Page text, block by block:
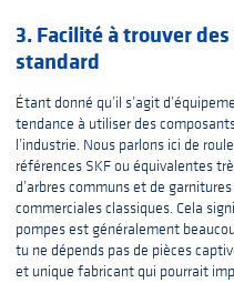
3. Facilité à trouver
standard
Étant donné qu’il s’agit
tendance à utiliser des
l’industrie. Nous parlons ici de
références SKF ou équivalentes
d’arbres communs et de
commerciales classiques. Cela
pompes est généralement
tu ne dépends pas de pièces
et unique fabricant qui pourrait